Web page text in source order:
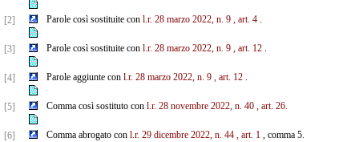
[2] Parole così sostituite con l.r. 28 marzo 2022, n. 9 , art. 4.
[3] Parole così sostituite con l.r. 28 marzo 2022, n. 9 , art. 12.
[4] Parole aggiunte con l.r. 28 marzo 2022, n. 9 , art. 12.
[5] Comma così sostituto con l.r. 28 novembre 2022, n. 40 , art. 26.
[6] Comma abrogato con l.r. 29 dicembre 2022, n. 44 , art. 1, comma 5.